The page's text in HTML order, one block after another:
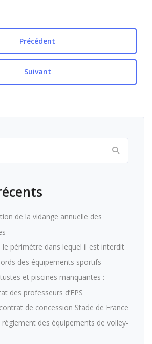
Précédent
Suivant
de la vidange annuelle des
le périmètre dans lequel il est interdit
des équipements sportifs
et piscines manquantes :
des professeurs d’EPS
de concession Stade de France
des équipements de volley-